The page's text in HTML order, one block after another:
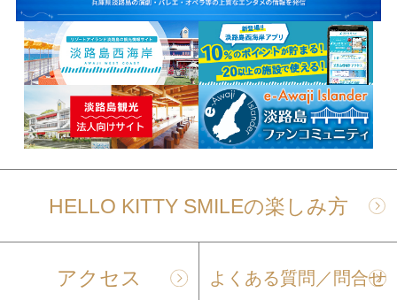
HELLO KITTY SMILEの楽しみ方
アクセス よくある質問／問合せ